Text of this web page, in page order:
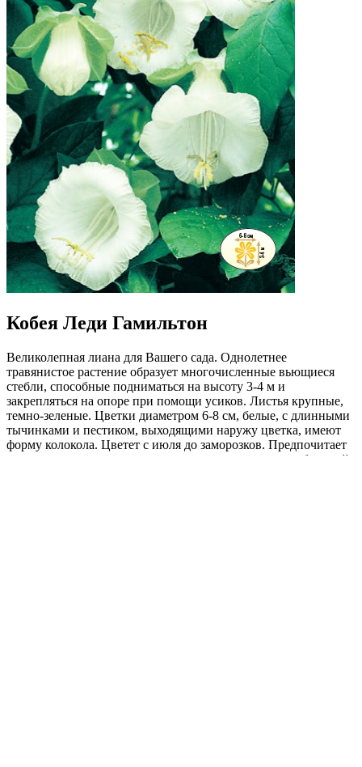
Кобея Леди Гамильтон
Великолепная лиана для Вашего сада. Однолетнее
травянистое растение образует многочисленные вьющиеся
стебли, способные подниматься на высоту 3-4 м и
закрепляться на опоре при помощи усиков. Листья крупные,
темно-зеленые. Цветки диаметром 6-8 см, белые, с длинными
тычинками и пестиком, выходящими наружу цветка, имеют
форму колокола. Цветет c июля до заморозков. Предпочитает
солнечные, защищенные от ветра места с хорошо удобренной